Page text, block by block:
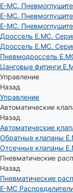
E-MC.
E-MC.
E-MC.
Дроссель E.MC.
Дроссель E.MC.
Пневмодроссель
Цанговые фитинги
Управление
Назад
Управление
Автоматические
Назад
Автоматические
Обратные клапаны
Отсечные клапаны
Пневматические
Назад
Пневматические
E-MC